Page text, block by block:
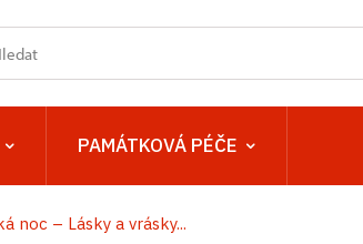
PAMÁTKOVÁ PÉČE
noc – Lásky a vrásky...